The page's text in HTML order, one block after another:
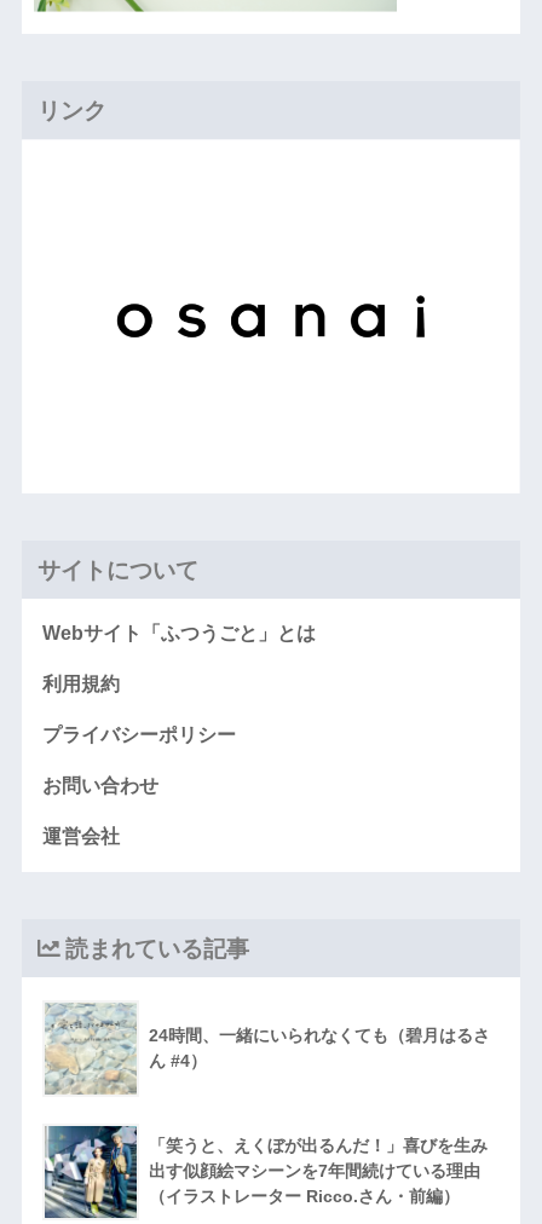
リンク
サイトについて
Webサイト「ふつうごと」とは
利用規約
プライバシーポリシー
お問い合わせ
運営会社
読まれている記事
24時間、一緒にいられなくても（碧月はるさ
ん #4）
「笑うと、えくぼが出るんだ！」喜びを生み
出す似顔絵マシーンを7年間続けている理由
（イラストレーター Ricco.さん・前編）